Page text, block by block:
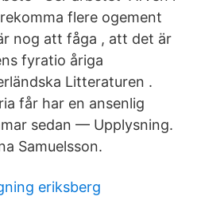
flere ogement
nog att fåga , att det är
fyratio åriga
Litteraturen .
får har en ansenlig
sedan — Upplysning.
Samuelsson.
eriksberg